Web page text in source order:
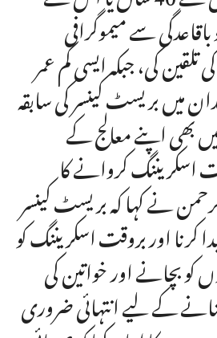
سے میموگرافی
کی، جبکہ ایسی کم عمر
میں بریسٹ کینسر کی سابقہ
بھی اپنے معالج کے
کروانے کا
نے کہا کہ بریسٹ کینسر
کرنا اور بروقت اسکریننگ کو
کو بچانے اور خواتین کی
کے لیے انتہائی ضروری